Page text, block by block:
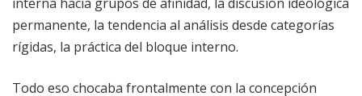
permanente, la tendencia al análisis desde categorías
rígidas, la práctica del bloque interno.
Todo eso chocaba frontalmente con la concepción